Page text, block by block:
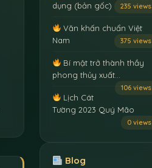
dụng (bản gốc)
235 views
Văn khấn chuẩn Việt
Nam
375 views
Bí mật trở thành thầy
phong thủy xuất…
106 views
Lịch Cát
Tường 2023 Quý Mão
0 views
Blog